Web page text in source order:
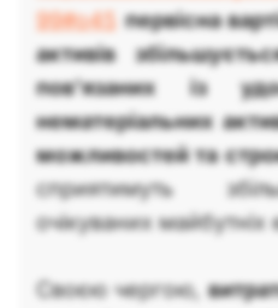
99#o45 первісна
активів
пов'язаних із
нематеріальних
можливостей та
сприятимуть
очікуваних
Своєю чергою,